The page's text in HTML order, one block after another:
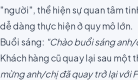
"người", thể hiện sự quan tâm
dễ dàng thực hiện ở quy mô lớn.
Buổi sáng: "Chào buổi sáng
Khách hàng cũ quay lại sau một
mừng anh/chị đã quay trở lại với